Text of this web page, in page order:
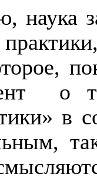
наука
о
в